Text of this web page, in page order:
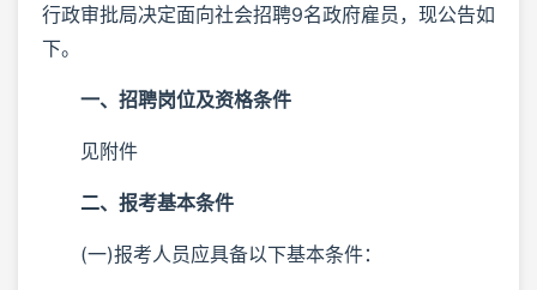
行政审批局决定面向社会招聘9名政府雇员，现公告如
下。
一、招聘岗位及资格条件
见附件
二、报考基本条件
(一)报考人员应具备以下基本条件：